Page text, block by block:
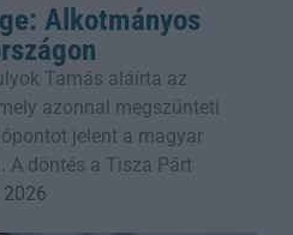
Alkotmányos
Tamás aláírta az
azonnal megszünteti
jelent a magyar
A döntés a Tisza Párt